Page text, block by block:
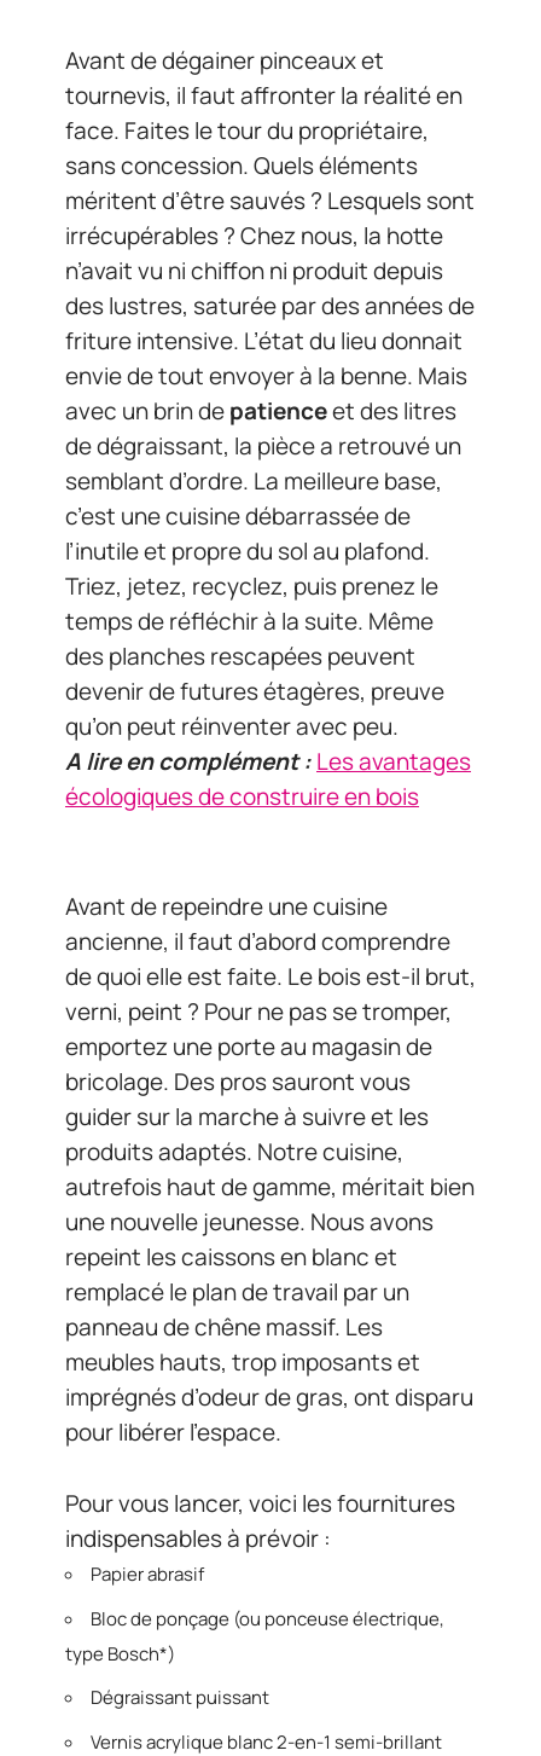
Avant de dégainer pinceaux et
tournevis, il faut affronter la réalité en
face. Faites le tour du propriétaire,
sans concession. Quels éléments
méritent d’être sauvés ? Lesquels sont
irrécupérables ? Chez nous, la hotte
n’avait vu ni chiffon ni produit depuis
des lustres, saturée par des années de
friture intensive. L’état du lieu donnait
envie de tout envoyer à la benne. Mais
avec un brin depatienceet des litres
de dégraissant, la pièce a retrouvé un
semblant d’ordre. La meilleure base,
c’est une cuisine débarrassée de
l’inutile et propre du sol au plafond.
Triez, jetez, recyclez, puis prenez le
temps de réfléchir à la suite. Même
des planches rescapées peuvent
devenir de futures étagères, preuve
qu’on peut réinventer avec peu.
A lire en complément :Les avantages
écologiques de construire en bois
Avant de repeindre une cuisine
ancienne, il faut d’abord comprendre
de quoi elle est faite. Le bois est-il brut,
verni, peint ? Pour ne pas se tromper,
emportez une porte au magasin de
bricolage. Des pros sauront vous
guider sur la marche à suivre et les
produits adaptés. Notre cuisine,
autrefois haut de gamme, méritait bien
une nouvelle jeunesse. Nous avons
repeint les caissons en blanc et
remplacé le plan de travail par un
panneau de chêne massif. Les
meubles hauts, trop imposants et
imprégnés d’odeur de gras, ont disparu
pour libérer l’espace.
Pour vous lancer, voici les fournitures
indispensables à prévoir :
Papier abrasif
Bloc de ponçage (ou ponceuse électrique,
type Bosch*)
Dégraissant puissant
Vernis acrylique blanc 2-en-1 semi-brillant